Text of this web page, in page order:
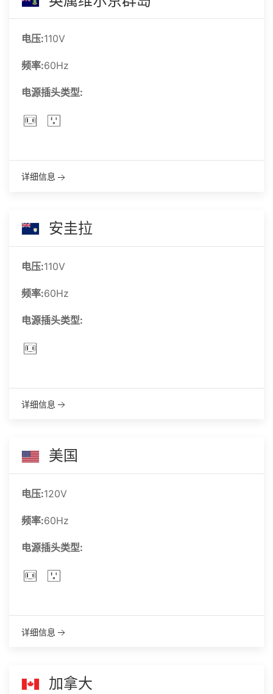
电压:110V
频率:60Hz
电源插头类型:
详细信息
安圭拉
电压:110V
频率:60Hz
电源插头类型:
详细信息
美国
电压:120V
频率:60Hz
电源插头类型:
详细信息
加拿大